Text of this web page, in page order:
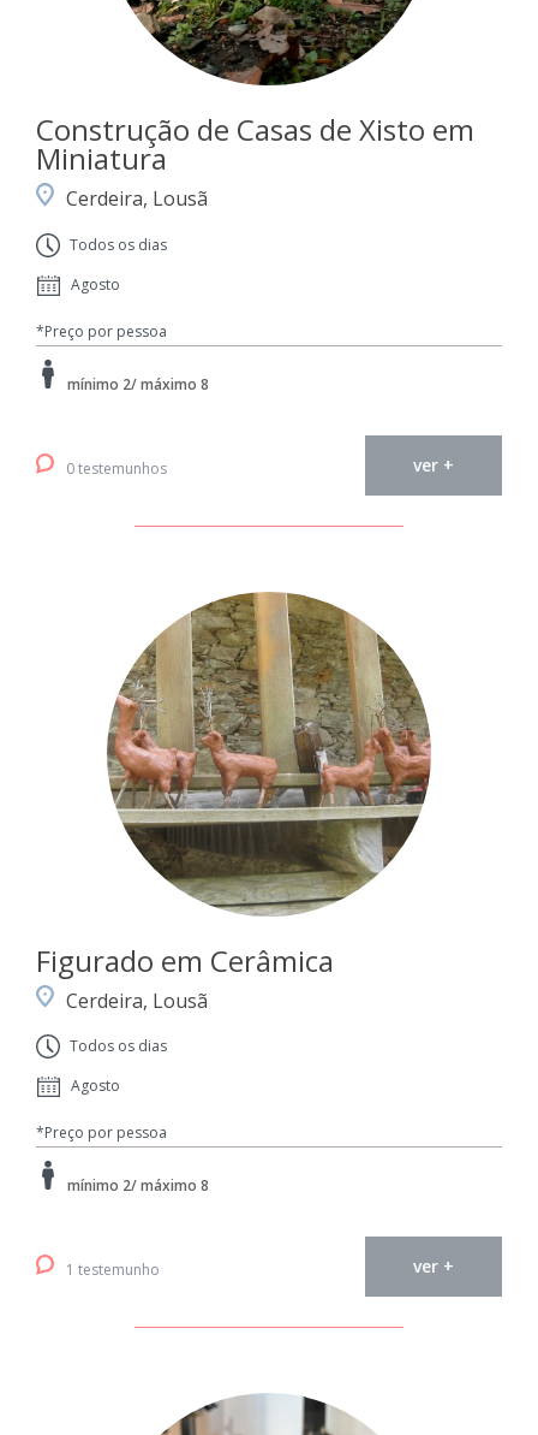
Construção de Casas de Xisto em
Miniatura
Cerdeira, Lousã
Todos os dias
Agosto
*Preço por pessoa
mínimo 2/ máximo 8
0 testemunhos ver +
Figurado em Cerâmica
Cerdeira, Lousã
Todos os dias
Agosto
*Preço por pessoa
mínimo 2/ máximo 8
1 testemunho ver +